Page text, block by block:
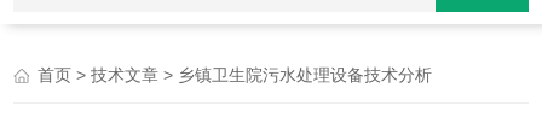
首页 >技术文章 > 乡镇卫生院污水处理设备技术分析